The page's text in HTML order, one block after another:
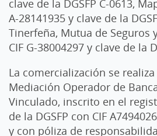
clave de la DGSFP C-0613,
A-28141935 y clave de la
Tinerfeña, Mutua de Seguros
CIF G-38004297 y clave de la
La comercialización se realiza
Mediación Operador de
Vinculado, inscrito en el
de la DGSFP con CIF
y con póliza de